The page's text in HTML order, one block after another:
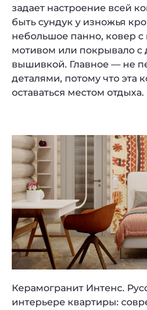
задает настроение всей
быть сундук у изножья
небольшое панно, ковер
мотивом или покрывало с
вышивкой. Главное — не
деталями, потому что эта
оставаться местом отдыха.
Керамогранит Интенс.
интерьере квартиры: